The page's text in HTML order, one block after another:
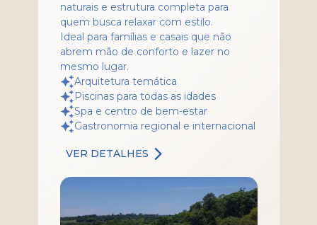
naturais e estrutura completa para
quem busca relaxar com estilo.
Ideal para famílias e casais que não
abrem mão de conforto e lazer no
mesmo lugar.
Arquitetura temática
Piscinas para todas as idades
Spa e centro de bem-estar
Gastronomia regional e internacional
VER DETALHES